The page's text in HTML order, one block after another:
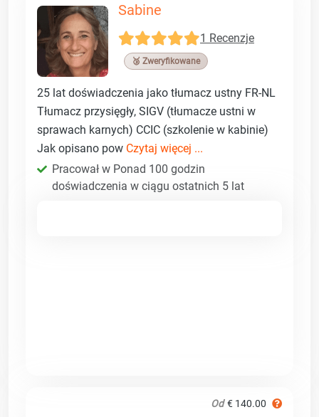
Sabine
1 Recenzje
🥉 Zweryfikowane
25 lat doświadczenia jako tłumacz ustny FR-NL
Tłumacz przysięgły, SIGV (tłumacze ustni w
sprawach karnych) CCIC (szkolenie w kabinie)
Jak opisano pow Czytaj więcej ...
Pracował w Ponad 100 godzin
doświadczenia w ciągu ostatnich 5 lat
Od € 140.00